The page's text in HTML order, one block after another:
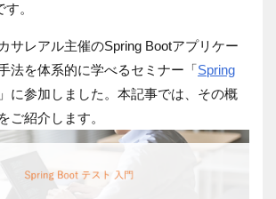
。
サレアル主催のSpring Bootアプリケー
法を体系的に学べるセミナー「Spring
」に参加しました。本記事では、その概
ご紹介します。